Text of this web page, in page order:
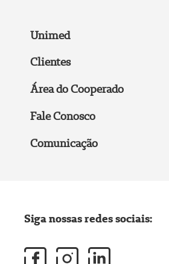
Unimed
Clientes
Área do Cooperado
Fale Conosco
Comunicação
Siga nossas redes sociais: